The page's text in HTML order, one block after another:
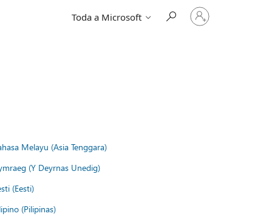
Toda a Microsoft
Iniciar
sessão
Melayu (Asia Tenggara)
(Y Deyrnas Unedig)
(Eesti)
(Pilipinas)